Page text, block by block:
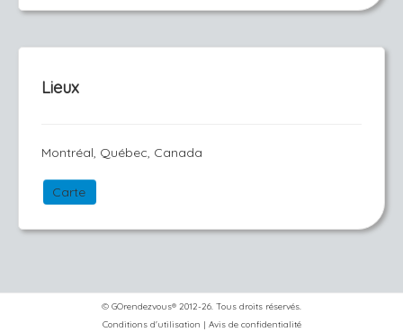
Lieux
Montréal, Québec, Canada
Carte
© GOrendezvous® 2012-26. Tous droits réservés.
Conditions d'utilisation | Avis de confidentialité